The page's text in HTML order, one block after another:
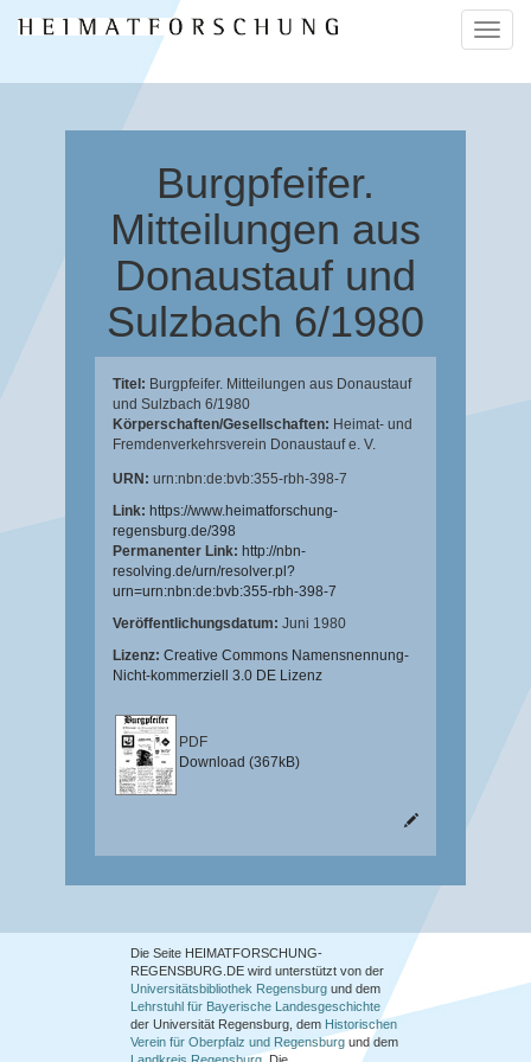
ein-/
Burgpfeifer.
Mitteilungen aus
Donaustauf und
Sulzbach 6/1980
Titel: Burgpfeifer. Mitteilungen aus Donaustauf
und Sulzbach 6/1980
Körperschaften/Gesellschaften: Heimat- und
Fremdenverkehrsverein Donaustauf e. V.
URN: urn:nbn:de:bvb:355-rbh-398-7
Link: https://www.heimatforschung-
regensburg.de/398
Permanenter Link: http://nbn-
resolving.de/urn/resolver.pl?
urn=urn:nbn:de:bvb:355-rbh-398-7
Veröffentlichungsdatum: Juni 1980
Lizenz: Creative Commons Namensnennung-
Nicht-kommerziell 3.0 DE Lizenz
PDF
Download (367kB)
Die Seite HEIMATFORSCHUNG-
REGENSBURG.DE wird unterstützt von der
Universitätsbibliothek Regensburg und dem
Lehrstuhl für Bayerische Landesgeschichte
der Universität Regensburg, dem Historischen
Verein für Oberpfalz und Regensburg und dem